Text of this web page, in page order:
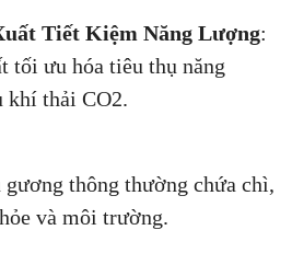
Tiết Kiệm Năng Lượng:
tối ưu hóa tiêu thụ năng
khí thải CO2.
gương thông thường chứa chì,
và môi trường.